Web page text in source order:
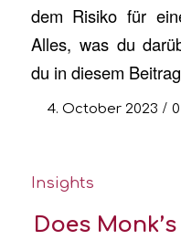
dem Risiko für
Alles, was du
du in diesem
4. October 2023 /
Insights
Does